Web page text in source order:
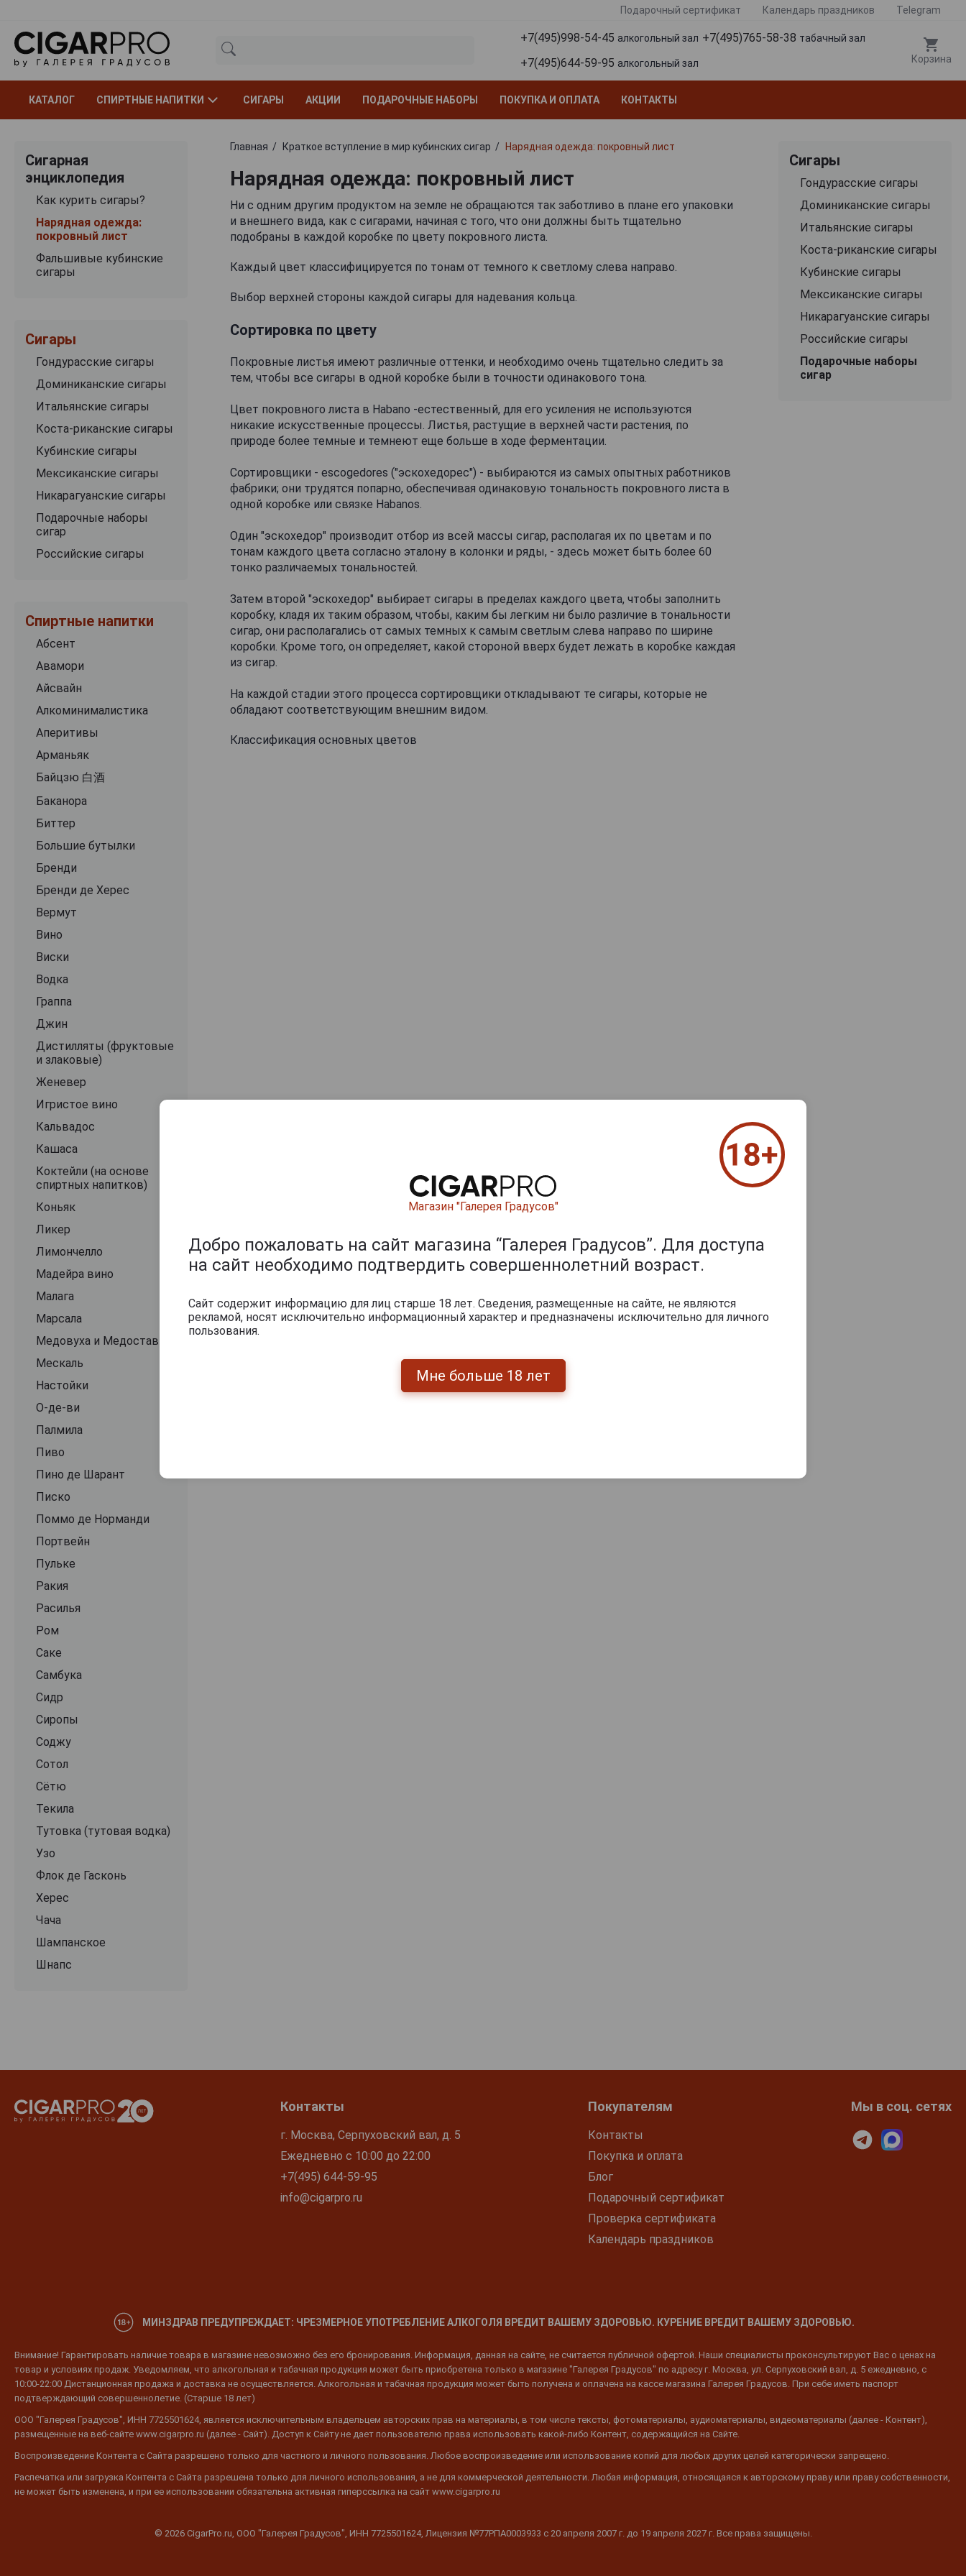
Подарочный сертификат Календарь праздников Telegram
+7(495)998-54-45 алкогольный зал +7(495)765-58-38 табачный зал
+7(495)644-59-95 алкогольный зал Корзина
КАТАЛОГ СПИРТНЫЕ НАПИТКИ СИГАРЫ АКЦИИ ПОДАРОЧНЫЕ НАБОРЫ ПОКУПКА И ОПЛАТА КОНТАКТЫ
Сигарная
энциклопедия
Как курить сигары?
Нарядная одежда:
покровный лист
Фальшивые кубинские
сигары
Сигары
Гондурасские сигары
Доминиканские сигары
Итальянские сигары
Коста-риканские сигары
Кубинские сигары
Мексиканские сигары
Никарагуанские сигары
Подарочные наборы
сигар
Российские сигары
Спиртные напитки
Абсент
Авамори
Айсвайн
Алкоминималистика
Аперитивы
Арманьяк
Байцзю 白酒
Баканора
Биттер
Большие бутылки
Бренди
Бренди де Херес
Вермут
Вино
Виски
Водка
Граппа
Джин
Дистилляты (фруктовые
и злаковые)
Женевер
Игристое вино
Кальвадос
Кашаса
Коктейли (на основе
спиртных напитков)
Коньяк
Ликер
Лимончелло
Мадейра вино
Малага
Марсала
Медовуха и Медостав
Мескаль
Настойки
О-де-ви
Палмила
Пиво
Пино де Шарант
Писко
Поммо де Норманди
Портвейн
Пульке
Ракия
Расилья
Ром
Саке
Самбука
Сидр
Сиропы
Соджу
Сотол
Сётю
Текила
Тутовка (тутовая водка)
Узо
Флок де Гасконь
Херес
Чача
Шампанское
Шнапс
Главная Краткое вступление в мир кубинских сигар Нарядная одежда: покровный лист
Нарядная одежда: покровный лист
Ни с одним другим продуктом на земле не обращаются так заботливо в плане его упаковки
и внешнего вида, как с сигарами, начиная с того, что они должны быть тщательно
подобраны в каждой коробке по цвету покровного листа.
Каждый цвет классифицируется по тонам от темного к светлому слева направо.
Выбор верхней стороны каждой сигары для надевания кольца.
Сортировка по цвету
Покровные листья имеют различные оттенки, и необходимо очень тщательно следить за
тем, чтобы все сигары в одной коробке были в точности одинакового тона.
Цвет покровного листа в Habano -естественный, для его усиления не используются
никакие искусственные процессы. Листья, растущие в верхней части растения, по
природе более темные и темнеют еще больше в ходе ферментации.
Сортировщики - escogedores ("эскохедорес") - выбираются из самых опытных работников
фабрики; они трудятся попарно, обеспечивая одинаковую тональность покровного листа в
одной коробке или связке Habanos.
Один "эскохедор" производит отбор из всей массы сигар, располагая их по цветам и по
тонам каждого цвета согласно эталону в колонки и ряды, - здесь может быть более 60
тонко различаемых тональностей.
Затем второй "эскохедор" выбирает сигары в пределах каждого цвета, чтобы заполнить
коробку, кладя их таким образом, чтобы, каким бы легким ни было различие в тональности
сигар, они располагались от самых темных к самым светлым слева направо по ширине
коробки. Кроме того, он определяет, какой стороной вверх будет лежать в коробке каждая
из сигар.
На каждой стадии этого процесса сортировщики откладывают те сигары, которые не
обладают соответствующим внешним видом.
Классификация основных цветов
Сигары
Гондурасские сигары
Доминиканские сигары
Итальянские сигары
Коста-риканские сигары
Кубинские сигары
Мексиканские сигары
Никарагуанские сигары
Российские сигары
Подарочные наборы
сигар
Контакты
г. Москва, Серпуховский вал, д. 5
Ежедневно с 10:00 до 22:00
+7(495) 644-59-95
info@cigarpro.ru
Покупателям
Контакты
Покупка и оплата
Блог
Подарочный сертификат
Проверка сертификата
Календарь праздников
Мы в соц. сетях
МИНЗДРАВ ПРЕДУПРЕЖДАЕТ: ЧРЕЗМЕРНОЕ УПОТРЕБЛЕНИЕ АЛКОГОЛЯ ВРЕДИТ ВАШЕМУ ЗДОРОВЬЮ. КУРЕНИЕ ВРЕДИТ ВАШЕМУ ЗДОРОВЬЮ.
Внимание! Гарантировать наличие товара в магазине невозможно без его бронирования. Информация, данная на сайте, не считается публичной офертой. Наши специалисты проконсультируют Вас о ценах на
товар и условиях продаж. Уведомляем, что алкогольная и табачная продукция может быть приобретена только в магазине "Галерея Градусов" по адресу г. Москва, ул. Серпуховский вал, д. 5 ежедневно, с
10:00-22:00 Дистанционная продажа и доставка не осуществляется. Алкогольная и табачная продукция может быть получена и оплачена на кассе магазина Галерея Градусов. При себе иметь паспорт
подтверждающий совершеннолетие. (Старше 18 лет)
ООО "Галерея Градусов", ИНН 7725501624, является исключительным владельцем авторских прав на материалы, в том числе тексты, фотоматериалы, аудиоматериалы, видеоматериалы (далее - Контент),
размещенные на веб-сайте www.cigarpro.ru (далее - Сайт). Доступ к Сайту не дает пользователю права использовать какой-либо Контент, содержащийся на Сайте.
Воспроизведение Контента с Сайта разрешено только для частного и личного пользования. Любое воспроизведение или использование копий для любых других целей категорически запрещено.
Распечатка или загрузка Контента с Сайта разрешена только для личного использования, а не для коммерческой деятельности. Любая информация, относящаяся к авторскому праву или праву собственности,
не может быть изменена, и при ее использовании обязательна активная гиперссылка на сайт www.cigarpro.ru
© 2026 CigarPro.ru, ООО "Галерея Градусов", ИНН 7725501624, Лицензия №77РПА0003933 c 20 апреля 2007 г. до 19 апреля 2027 г. Все права защищены.
Магазин "Галерея Градусов"
Добро пожаловать на сайт магазина “Галерея Градусов”. Для доступа
на сайт необходимо подтвердить совершеннолетний возраст.
Сайт содержит информацию для лиц старше 18 лет. Сведения, размещенные на сайте, не являются
рекламой, носят исключительно информационный характер и предназначены исключительно для личного
пользования.
Мне больше 18 лет